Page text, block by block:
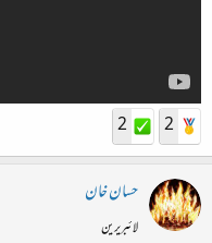
2
2
حسان خان
لائبریرین